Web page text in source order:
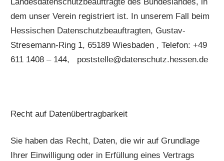
dem unser Verein registriert ist. In unserem Fall beim
Hessischen Datenschutzbeauftragten, Gustav-
Stresemann-Ring 1, 65189 Wiesbaden , Telefon: +49
611 1408 – 144, poststelle@datenschutz.hessen.de
Recht auf Datenübertragbarkeit
Sie haben das Recht, Daten, die wir auf Grundlage
Ihrer Einwilligung oder in Erfüllung eines Vertrags